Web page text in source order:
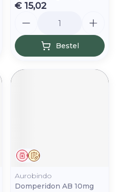
€ 15,02
Bestel
Op voorschrift
Geneesmiddel
Aurobindo
Domperidon AB 10mg